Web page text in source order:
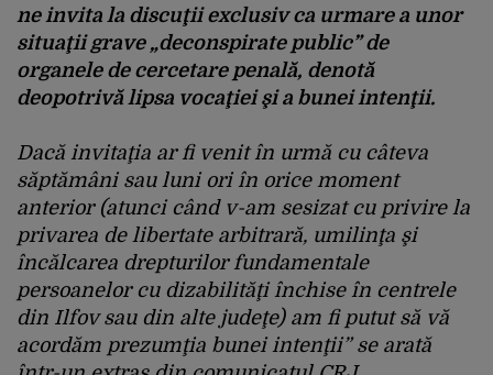
ne invita la discuţii exclusiv ca urmare a unor
situaţii grave „deconspirate public” de
organele de cercetare penală, denotă
deopotrivă lipsa vocaţiei şi a bunei intenţii.
Dacă invitaţia ar fi venit în urmă cu câteva
săptămâni sau luni ori în orice moment
anterior (atunci când v-am sesizat cu privire la
privarea de libertate arbitrară, umilinţa şi
încălcarea drepturilor fundamentale
persoanelor cu dizabilităţi închise în centrele
din Ilfov sau din alte judeţe) am fi putut să vă
acordăm prezumţia bunei intenţii” se arată